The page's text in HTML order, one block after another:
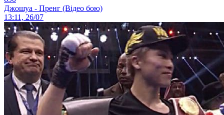
Джошуа - Пренг (Відео бою)
13:11, 26/07